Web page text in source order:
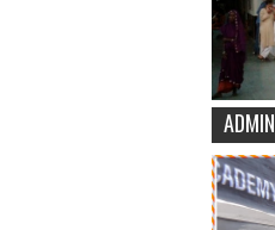
ADMIN